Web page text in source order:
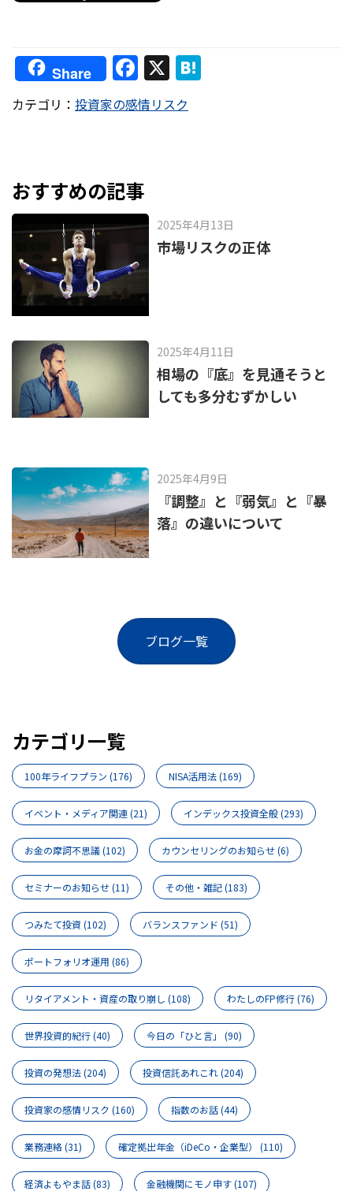
Share F
a
c
o
o
X
カテゴリ： 投資家の感情リスク
おすすめの記事
2025年4月13日
市場リスクの正体
2025年4月11日
相場の『底』を見通そうと
しても多分むずかしい
2025年4月9日
『調整』と『弱気』と『暴
落』の違いについて
ブログ一覧
カテゴリ一覧
100年ライフプラン (176) NISA活用法(169)
イベント・メディア関連(21) インデックス投資全般(293)
お金の摩訶不思議(102) カウンセリングのお知らせ(6)
セミナーのお知らせ(11) その他・雑記(183)
つみたて投資(102) バランスファンド (51)
ポートフォリオ運用 (86)
リタイアメント・資産の取り崩し (108) わたしのFP修行(76)
世界投資的紀行(40) 今日の「ひと言」 (90)
投資の発想法(204) 投資信託あれこれ(204)
投資家の感情リスク (160) 指数のお話(44)
業務連絡(31) 確定拠出年金（iDeCo・企業型） (110)
経済よもやま話(83) 金融機関にモノ申す(107)